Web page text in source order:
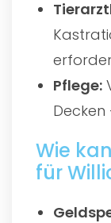
Pflege:
Wie
für